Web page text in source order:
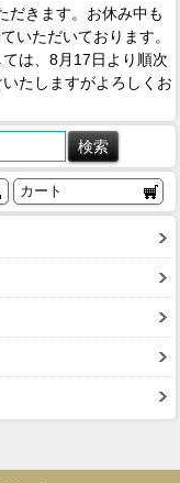
きます。お休み中も
いただいております。
は、8月17日より順次
たしますがよろしくお
カート